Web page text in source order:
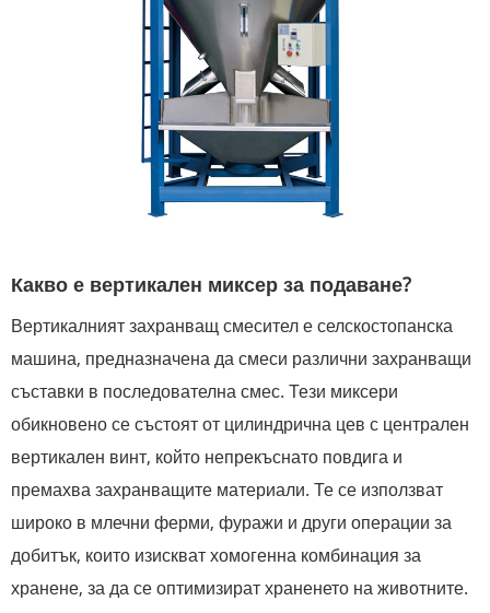
Какво е вертикален миксер за подаване?
Вертикалният захранващ смесител е селскостопанска
машина, предназначена да смеси различни захранващи
съставки в последователна смес. Тези миксери
обикновено се състоят от цилиндрична цев с централен
вертикален винт, който непрекъснато повдига и
премахва захранващите материали. Те се използват
широко в млечни ферми, фуражи и други операции за
добитък, които изискват хомогенна комбинация за
хранене, за да се оптимизират храненето на животните.